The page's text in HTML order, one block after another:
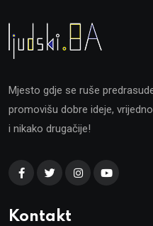
Mjesto gdje se ruše
promovišu dobre ideje,
i nikako drugačije!
Kontakt